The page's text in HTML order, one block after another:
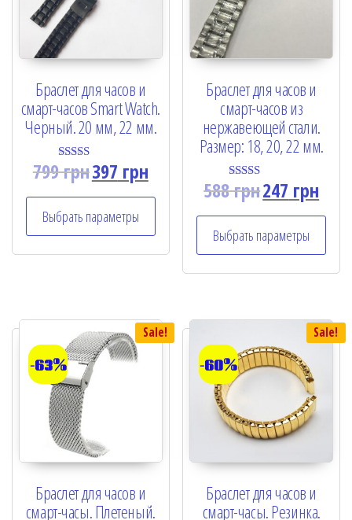
Браслет для часов и
смарт-часов Smart Watch.
Черный. 20 мм, 22 мм.
Rated
5.00
799грн397 грн
Выбрать параметры
Браслет для часов и
смарт-часов из
нержавеющей стали.
Размер: 18, 20, 22 мм.
Rated
5.00
588грн247 грн
Выбрать параметры
Sale!
-63%
Браслет для часов и
смарт-часы. Плетеный.
Sale!
-60%
Браслет для часов и
смарт-часы. Резинка.